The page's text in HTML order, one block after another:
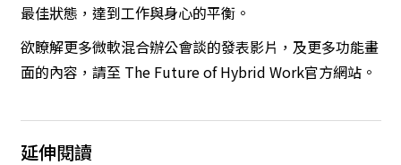
最佳狀態，達到工作與身心的平衡。
欲瞭解更多微軟混合辦公會談的發表影片，及更多功能畫
面的內容，請至 The Future of Hybrid Work官方網站。
延伸閱讀